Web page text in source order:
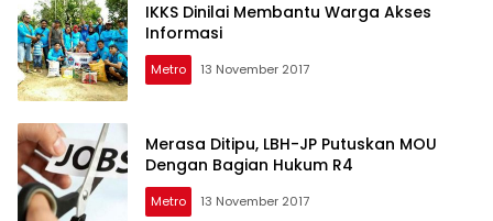
IKKS Dinilai Membantu Warga Akses
Informasi
Metro 13 November 2017
Merasa Ditipu, LBH-JP Putuskan MOU
Dengan Bagian Hukum R4
Metro 13 November 2017